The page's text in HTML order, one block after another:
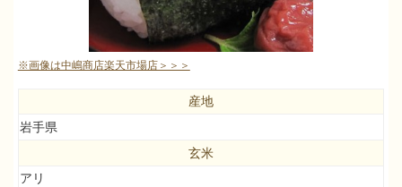
※画像は中嶋商店楽天市場店＞＞＞
産地
岩手県
玄米
アリ